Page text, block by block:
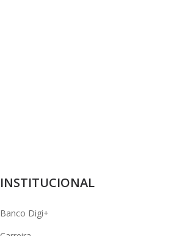
INSTITUCIONAL
Banco Digi+